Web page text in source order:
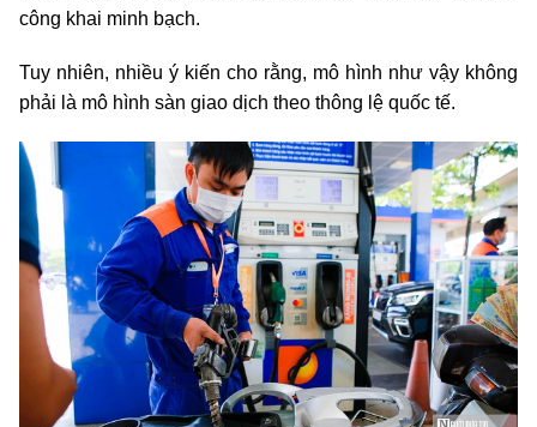
công khai minh bạch.
Tuy nhiên, nhiều ý kiến cho rằng, mô hình như vậy không
phải là mô hình sàn giao dịch theo thông lệ quốc tế.